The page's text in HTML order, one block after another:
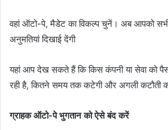
वहां ऑटो-पे, मैडेट का विकल्प चुनें। अब आपको
अनुमतियां दिखाई देंगी
यहां आप देख सकते हैं कि किस कंपनी या सेवा को
रही है, कितने समय तक कटेगी और अगली कटौती
ग्राहक ऑटो-पे भुगतान को ऐसे बंद करें